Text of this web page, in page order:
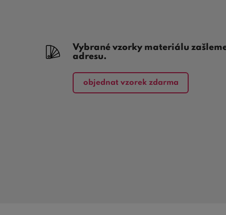
Vybrané vzorky materiálu
adresu.
objednat vzorek zdarma